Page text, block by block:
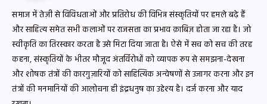
समाज में तेज़ी से विविधताओं और प्रतिरोध की विभिन्न संस्कृतियों पर हमले बढ़े हैं
और साहित्य समेत सभी कलाओं पर राजसत्ता का प्रभाव क़ाबिज़ होता जा रहा है। जो
स्वीकृति का तिरस्कार करता है उसे मिटा दिया जाता है। ऐसे में सच को सच की तरह
कहना, संस्कृतियों के भीतर मौजूद अंतर्विरोधों को व्यापक रूप से समझना-देखना
और शोषक तंत्रों की कारगुज़ारियों को साहित्यिक अन्वेषणों से उजागर करना और इन
तंत्रों की मनमानियों की आलोचना ही इंद्रधनुष का उद्देश्य है। दर्ज करना और याद